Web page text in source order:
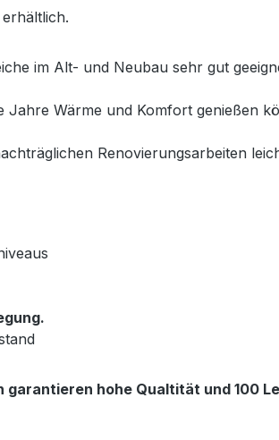
im Alt- und Neubau sehr gut
Wärme und Komfort genießen
Renovierungsarbeiten
hohe Qualtität und 100